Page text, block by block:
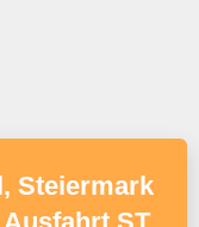
Steiermark